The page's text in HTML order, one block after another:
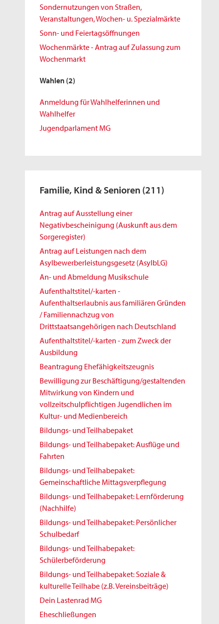
Sondernutzungen von Straßen,
Veranstaltungen, Wochen- u. Spezialmärkte
Sonn- und Feiertagsöffnungen
Wochenmärkte - Antrag auf Zulassung zum
Wochenmarkt
Wahlen (2)
Anmeldung für Wahlhelferinnen und
Wahlhelfer
Jugendparlament MG
Familie, Kind & Senioren (211)
Antrag auf Ausstellung einer
Negativbescheinigung (Auskunft aus dem
Sorgeregister)
Antrag auf Leistungen nach dem
Asylbewerberleistungsgesetz (AsylbLG)
An- und Abmeldung Musikschule
Aufenthaltstitel/-karten -
Aufenthaltserlaubnis aus familiären Gründen
/ Familiennachzug von
Drittstaatsangehörigen nach Deutschland
Aufenthaltstitel/-karten - zum Zweck der
Ausbildung
Beantragung Ehefähigkeitszeugnis
Bewilligung zur Beschäftigung/gestaltenden
Mitwirkung von Kindern und
vollzeitschulpflichtigen Jugendlichen im
Kultur- und Medienbereich
Bildungs- und Teilhabepaket
Bildungs- und Teilhabepaket: Ausflüge und
Fahrten
Bildungs- und Teilhabepaket:
Gemeinschaftliche Mittagsverpflegung
Bildungs- und Teilhabepaket: Lernförderung
(Nachhilfe)
Bildungs- und Teilhabepaket: Persönlicher
Schulbedarf
Bildungs- und Teilhabepaket:
Schülerbeförderung
Bildungs- und Teilhabepaket: Soziale &
kulturelle Teilhabe (z.B. Vereinsbeiträge)
Dein Lastenrad MG
Eheschließungen